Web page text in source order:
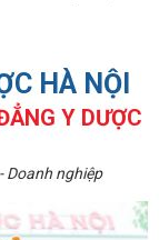
HÀ NỘI
Y DƯỢC
Doanh nghiệp